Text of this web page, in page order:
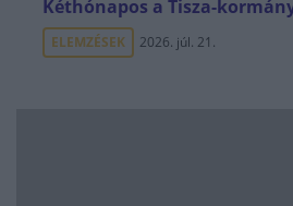
Kéthónapos a Tisza-
ELEMZÉSEK 2026. júl. 21.